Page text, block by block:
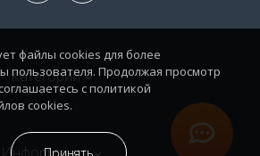
Категории
файлы cookies для более
пользователя. Продолжая просмотр
с политикой
cookies.